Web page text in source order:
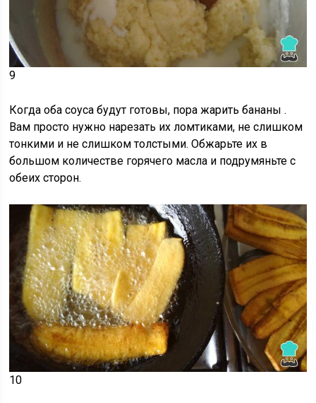
9
Когда оба соуса будут готовы, поражарить бананы .
Вам просто нужно нарезать их ломтиками, не слишком
тонкими и не слишком толстыми. Обжарьте их в
большом количестве горячего масла и подрумяньте с
обеих сторон.
10